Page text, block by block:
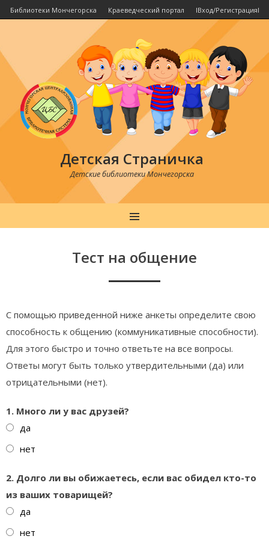
Библиотеки Мончегорска Краеведческий портал IВход/РегистрацияI
Детская Страничка
Детские библиотеки Мончегорска
MENU
Тест на общение
С помощью приведенной ниже анкеты определите свою
способность к общению (коммуникативные способности).
Для этого быстро и точно ответьте на все вопросы.
Ответы могут быть только утвердительными (да) или
отрицательными (нет).
1. Много ли у вас друзей?
да
нет
2. Долго ли вы обижаетесь, если вас обидел кто-то
из ваших товарищей?
да
нет